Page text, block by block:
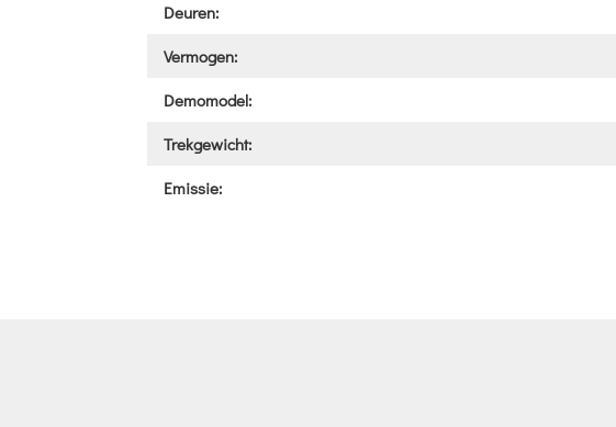
Deuren:
Vermogen:
Demomodel:
Trekgewicht:
Emissie: